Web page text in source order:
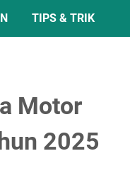
TIPS & TRIK
Motor
2025